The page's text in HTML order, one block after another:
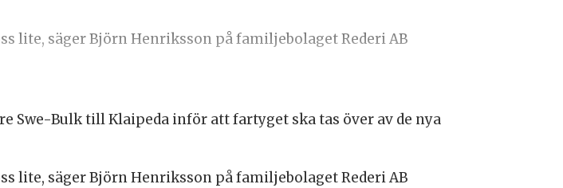
lite, säger Björn Henriksson på familjebolaget Rederi AB
Swe-Bulk till Klaipeda inför att fartyget ska tas över av de nya
lite, säger Björn Henriksson på familjebolaget Rederi AB